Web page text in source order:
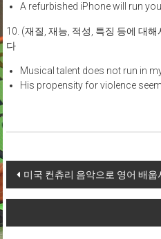
A refurbished iPhone will run
10. (재질, 재능, 적성, 특징 등에 대
다
Musical talent does not run in
His propensity for violence
Post
navigation
미국 컨츄리 음악으로 영어 배웁